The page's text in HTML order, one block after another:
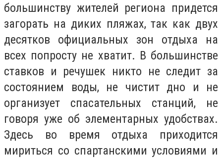
большинству жителей региона придется
загорать на диких пляжах, так как двух
десятков официальных зон отдыха на
всех попросту не хватит. В большинстве
ставков и речушек никто не следит за
состоянием воды, не чистит дно и не
организует спасательных станций, не
говоря уже об элементарных удобствах.
Здесь во время отдыха приходится
мириться со спартанскими условиями и